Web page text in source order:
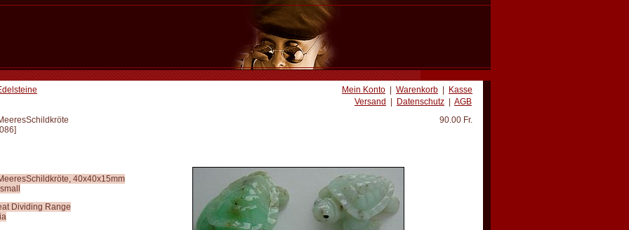
Mein Konto Warenkorb
Kasse
Versand
Datenschutz
AGB
]
90.00 Fr.
40x40x15mm
Dividing Range